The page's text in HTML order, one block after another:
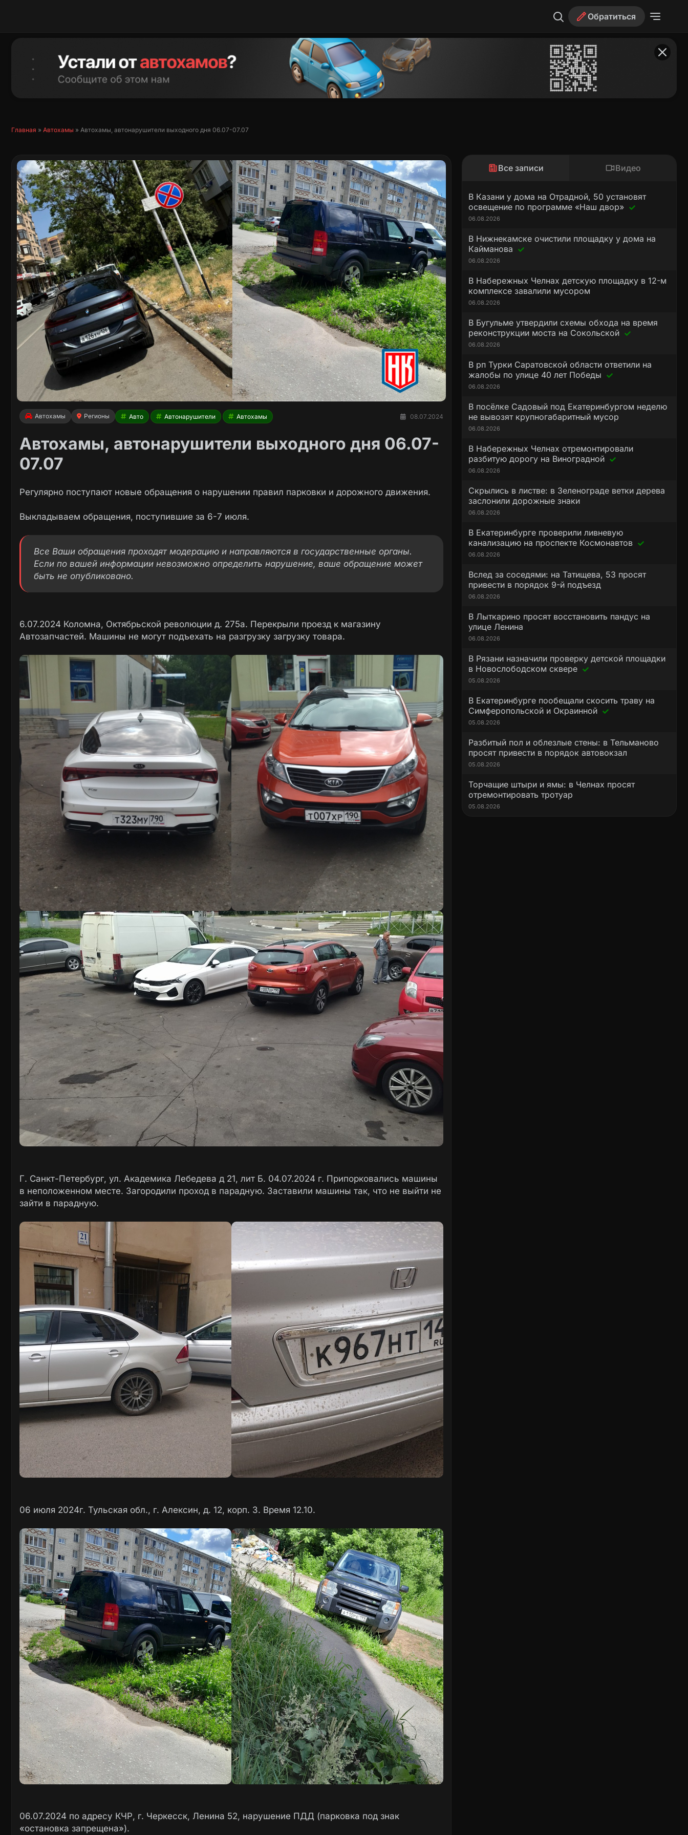
Обратиться
Главная » Автохамы » Автохамы, автонарушители выходного дня 06.07-07.07
Автохамы Регионы Авто Автонарушители Автохамы 08.07.2024
Автохамы, автонарушители выходного дня 06.07-
07.07
Регулярно поступают новые обращения о нарушении правил парковки и дорожного движения.
Выкладываем обращения, поступившие за 6-7 июля.
Все Ваши обращения проходят модерацию и направляются в государственные органы.
Если по вашей информации невозможно определить нарушение, ваше обращение может
быть не опубликовано.
6.07.2024 Коломна, Октябрьской революции д. 275а. Перекрыли проезд к магазину
Автозапчастей. Машины не могут подъехать на разгрузку загрузку товара.
Г. Санкт-Петербург, ул. Академика Лебедева д 21, лит Б. 04.07.2024 г. Припорковались машины
в неположенном месте. Загородили проход в парадную. Заставили машины так, что не выйти не
зайти в парадную.
06 июля 2024г. Тульская обл., г. Алексин, д. 12, корп. 3. Время 12.10.
06.07.2024 по адресу КЧР, г. Черкесск, Ленина 52, нарушение ПДД (парковка под знак
«остановка запрещена»).
Все записи Видео
В Казани у дома на Отрадной, 50 установят
освещение по программе «Наш двор»
06.08.2026
В Нижнекамске очистили площадку у дома на
Кайманова
06.08.2026
В Набережных Челнах детскую площадку в 12-м
комплексе завалили мусором
06.08.2026
В Бугульме утвердили схемы обхода на время
реконструкции моста на Сокольской
06.08.2026
В рп Турки Саратовской области ответили на
жалобы по улице 40 лет Победы
06.08.2026
В посёлке Садовый под Екатеринбургом неделю
не вывозят крупногабаритный мусор
06.08.2026
В Набережных Челнах отремонтировали
разбитую дорогу на Виноградной
06.08.2026
Скрылись в листве: в Зеленограде ветки дерева
заслонили дорожные знаки
06.08.2026
В Екатеринбурге проверили ливневую
канализацию на проспекте Космонавтов
06.08.2026
Вслед за соседями: на Татищева, 53 просят
привести в порядок 9-й подъезд
06.08.2026
В Лыткарино просят восстановить пандус на
улице Ленина
06.08.2026
В Рязани назначили проверку детской площадки
в Новослободском сквере
05.08.2026
В Екатеринбурге пообещали скосить траву на
Симферопольской и Окраинной
05.08.2026
Разбитый пол и облезлые стены: в Тельманово
просят привести в порядок автовокзал
05.08.2026
Торчащие штыри и ямы: в Челнах просят
отремонтировать тротуар
05.08.2026